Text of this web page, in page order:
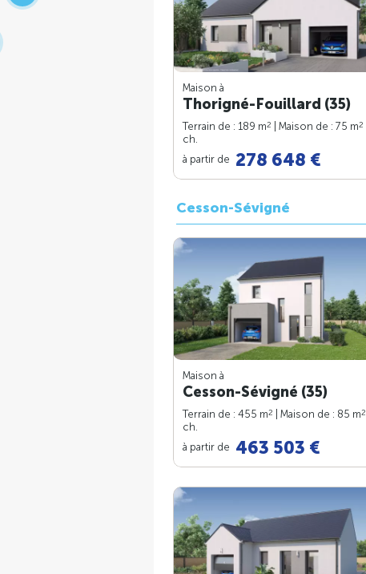
Maison à
Thorigné-Fouillard (35)
Terrain de : 189 m2 | Maison de : 75 m2
ch.
à partir de 278 648 €
Cesson-Sévigné
Maison à
Cesson-Sévigné (35)
Terrain de : 455 m2 | Maison de : 85 m2
ch.
à partir de 463 503 €